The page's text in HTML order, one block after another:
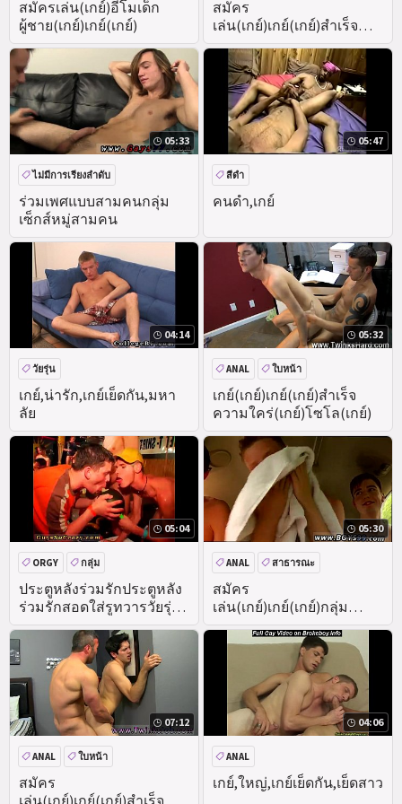
สมัครเล่น(เกย์)อีโมเด็ก
ผู้ชาย(เกย์)เกย์(เกย์)
สมัคร
เล่น(เกย์)เกย์(เกย์)สำเร็จ
ความใคร่(เกย์)โซโล
05:33
ร่วมเพศแบบสามคนกลุ่ม
เซ็กส์หมู่สามคน
ไม่มีการเรียงลำดับ
05:47
คนดำ,เกย์
สีดำ
04:14
เกย์,น่ารัก,เกย์เย็ดกัน,มหา
ลัย
วัยรุ่น
05:32
เกย์(เกย์)เกย์(เกย์)สำเร็จ
ความใคร่(เกย์)โซโล(เกย์)
ANAL ใบหน้า
05:04
ประตูหลังร่วมรักประตูหลัง
ร่วมรักสอดใส่รูทวารวัยรุ่น
วัยรุ่น
ORGY กลุ่ม
05:30
สมัคร
เล่น(เกย์)เกย์(เกย์)กลุ่ม
เพศ(เกย์)คน(เกย์)
ANAL
สาธารณะ
DEEPTHROAT
07:12
สมัคร
ANAL ใบหน้า
04:06
เกย์,ใหญ่,เกย์เย็ดกัน,เย็ดสาว
ANAL